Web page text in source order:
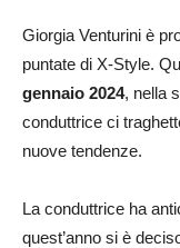
Giorgia Venturini è
puntate di X-Style.
gennaio 2024, nella
conduttrice ci
nuove tendenze.
La conduttrice ha
quest’anno si è